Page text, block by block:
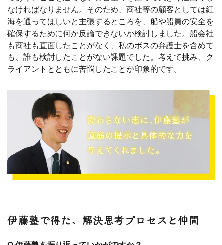
なければなりません。そのため、商社等の顧客としては紅
海を通ってほしいと主張するところを、船や船員の安全を
確保するために何か反論できないか検討しました。船会社
も商社も直面したことがなく、私のボスの弁護士を含めて
も、誰も検討したことがない課題でした。考えて挑み、ク
ライアントとともに苦悩したことが印象的です。
伊藤塾で得た、解決思考プロセスと仲間